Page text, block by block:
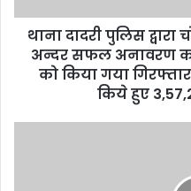
थाना दादरी पुलिस
अन्दर सफल अनावरण
को किया गया
किये हुए